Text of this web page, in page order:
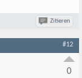
Zitieren
#12
0